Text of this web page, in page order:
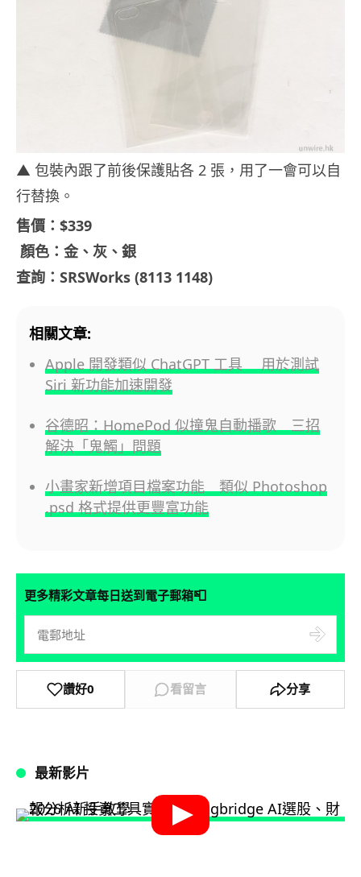
▲ 包裝內跟了前後保護貼各 2 張，用了一會可以自
行替換。
售價：$339
顏色：金、灰、銀
查詢：SRSWorks (8113 1148)
相關文章:
Apple 開發類似 ChatGPT 工具 用於測試
Siri 新功能加速開發
谷德昭：HomePod 似撞鬼自動播歌 三招
解決「鬼觸」問題
小畫家新增項目檔案功能 類似 Photoshop
.psd 格式提供更豐富功能
更多精彩文章每日送到電子郵箱📮
讚好0 看留言 分享
最新影片